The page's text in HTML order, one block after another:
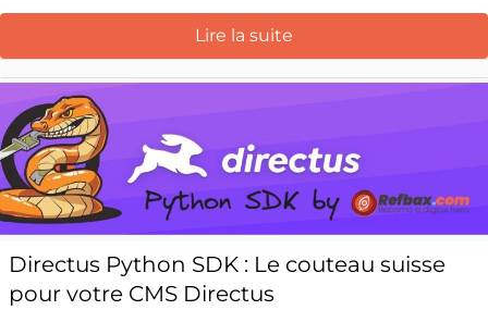
Lire la suite
Directus Python SDK : Le couteau suisse
pour votre CMS Directus